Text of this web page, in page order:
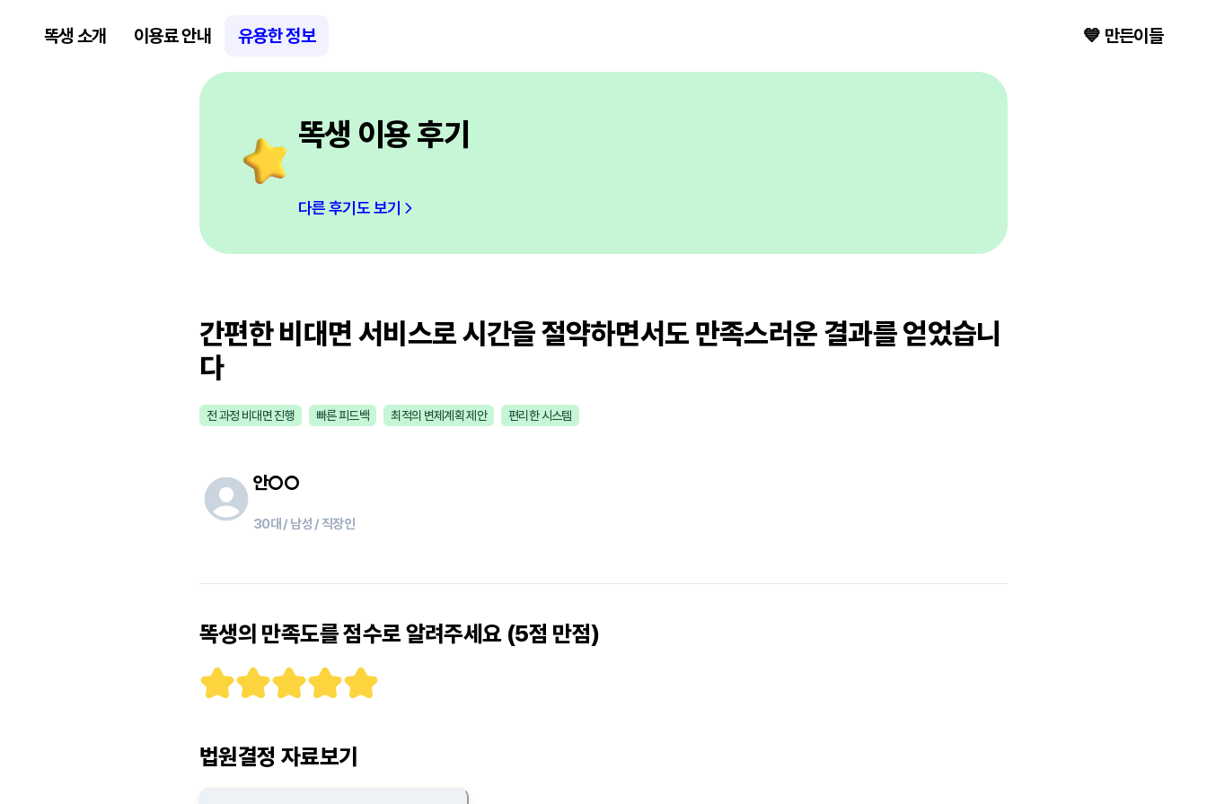
똑생 소개 이용료 안내 유용한 정보 💙 만든이들
똑생 이용 후기
다른 후기도 보기
간편한 비대면 서비스로 시간을 절약하면서도 만족스러운 결과를 얻었습니
다
전 과정 비대면 진행 빠른 피드백 최적의 변제계획 제안 편리한 시스템
안○○
30대 / 남성 / 직장인
똑생의 만족도를 점수로 알려주세요 (5점 만점)
법원결정 자료보기